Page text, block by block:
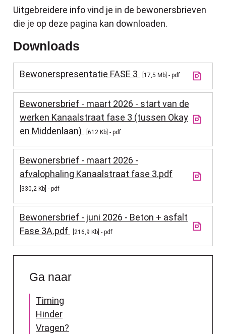
Uitgebreidere info vind je in de bewonersbrieven
die je op deze pagina kan downloaden.
Downloads
Bewonerspresentatie FASE 3 17,5 Mb pdf
Bewonersbrief - maart 2026 - start van de
werken Kanaalstraat fase 3 (tussen Okay
en Middenlaan)
612 Kb pdf
Bewonersbrief - maart 2026 -
afvalophaling Kanaalstraat fase 3.pdf
330,2 Kb pdf
Bewonersbrief - juni 2026 - Beton + asfalt
Fase 3A.pdf
216,9 Kb pdf
Ga naar
Timing
Hinder
Vragen?